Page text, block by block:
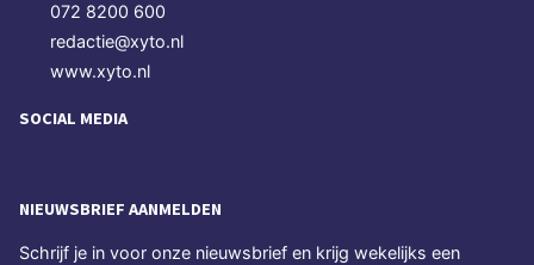
072 8200 600
redactie@xyto.nl
www.xyto.nl
SOCIAL MEDIA
NIEUWSBRIEF AANMELDEN
Schrijf je in voor onze nieuwsbrief en krijg wekelijks een